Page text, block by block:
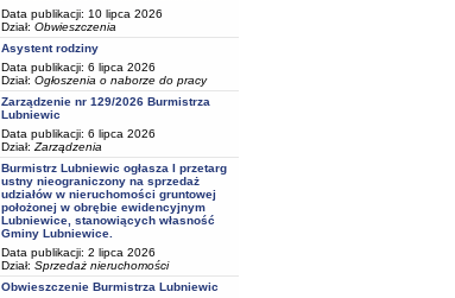
Data publikacji: 10 lipca 2026
Dział: Obwieszczenia
Asystent rodziny
Data publikacji: 6 lipca 2026
Dział: Ogłoszenia o naborze do pracy
Zarządzenie nr 129/2026 Burmistrza
Lubniewic
Data publikacji: 6 lipca 2026
Dział: Zarządzenia
Burmistrz Lubniewic ogłasza I przetarg
ustny nieograniczony na sprzedaż
udziałów w nieruchomości gruntowej
położonej w obrębie ewidencyjnym
Lubniewice, stanowiących własność
Gminy Lubniewice.
Data publikacji: 2 lipca 2026
Dział: Sprzedaż nieruchomości
Obwieszczenie Burmistrza Lubniewic